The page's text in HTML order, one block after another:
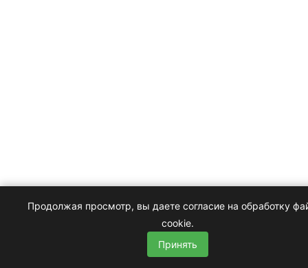
Продолжая просмотр, вы даете согласие на обработку
cookie.
Принять